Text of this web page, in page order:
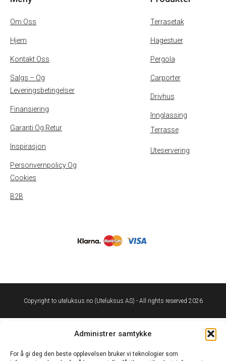
Administrer samtykke
For å gi deg den beste opplevelsen bruker vi teknologier som
Om Oss
Hjem
Kontakt Oss
Salgs – Og
Leveringsbetingelser
Finansiering
Garanti Og Retur
Inspirasjon
Personvernpolicy Og
Cookies
B2B
Terrasetak
Hagestuer
Pergola
Carporter
Drivhus
Innglassing
Terrasse
Uteservering
Copyright to uteluksus.no (Uteluksus AS) - All rights reserved 2026